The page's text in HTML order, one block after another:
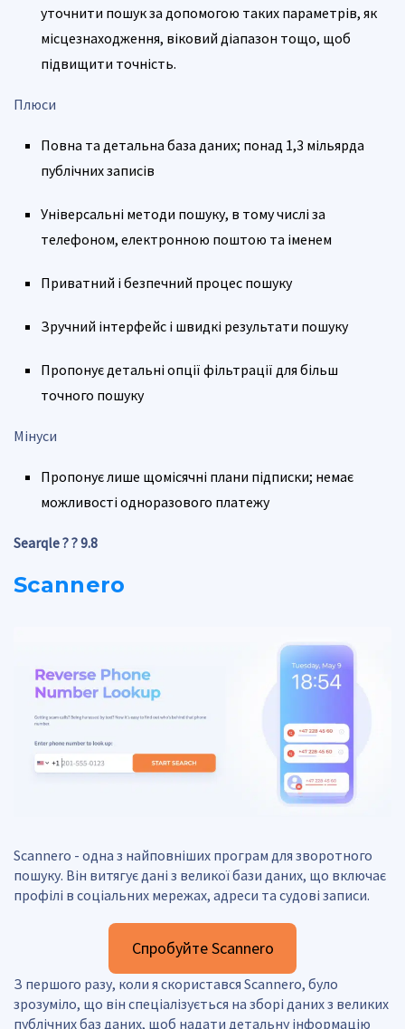
уточнити пошук за допомогою таких параметрів, як
місцезнаходження, віковий діапазон тощо, щоб
підвищити точність.
Плюси
Повна та детальна база даних; понад 1,3 мільярда
публічних записів
Універсальні методи пошуку, в тому числі за
телефоном, електронною поштою та іменем
Приватний і безпечний процес пошуку
Зручний інтерфейс і швидкі результати пошуку
Пропонує детальні опції фільтрації для більш
точного пошуку
Мінуси
Пропонує лише щомісячні плани підписки; немає
можливості одноразового платежу
Searqle ? ?9.8
Scannero
Scannero - одна з найповніших програм для зворотного
пошуку. Він витягує дані з великої бази даних, що включає
профілі в соціальних мережах, адреси та судові записи.
Спробуйте Scannero
З першого разу, коли я скористався Scannero, було
зрозуміло, що він спеціалізується на зборі даних з великих
публічних баз даних, щоб надати детальну інформацію